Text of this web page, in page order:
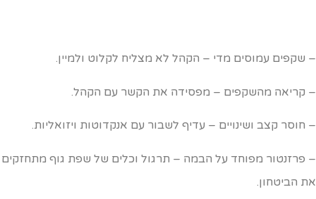
שקפים עמוסים מדי – הקהל לא מצליח לקלוט ולמיין.
קריאה מהשקפים – מפסידה את הקשר עם הקהל.
חוסר קצב ושינויים – עדיף לשבור עם אנקדוטות ויזואליות.
פרזנטור מפוחד על הבמה – תרגול וכלים של שפת גוף מתחזקים
הביטחון.